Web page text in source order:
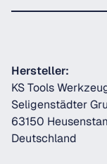
Hersteller:
KS Tools
Seligenstädter
63150
Deutschland